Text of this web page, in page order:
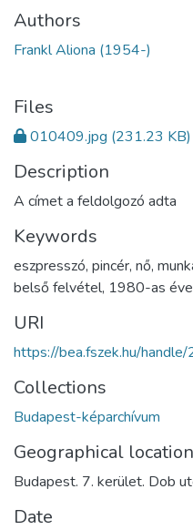
Authors
Frankl Aliona (1954-)
Files
010409.jpg (231.23 KB)
Description
A címet a feldolgozó adta
Keywords
eszpresszó, pincér, nő,
belső felvétel, 1980-as
URI
https://bea.fszek.hu/
Collections
Budapest-képarchívum
Geographical location
Budapest. 7. kerület. Dob
Date